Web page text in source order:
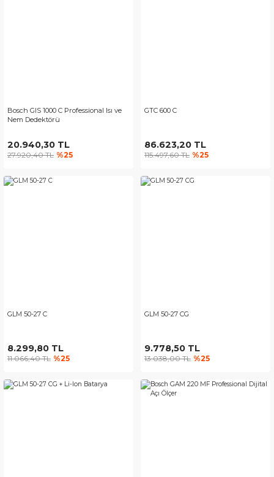
Bosch GIS 1000 C Professional Isı ve
Nem Dedektörü
20.940,30 TL
27.920,40 TL %25
GTC 600 C
86.623,20 TL
115.497,60 TL %25
GLM 50-27 C
8.299,80 TL
11.066,40 TL %25
GLM 50-27 CG
9.778,50 TL
13.038,00 TL %25